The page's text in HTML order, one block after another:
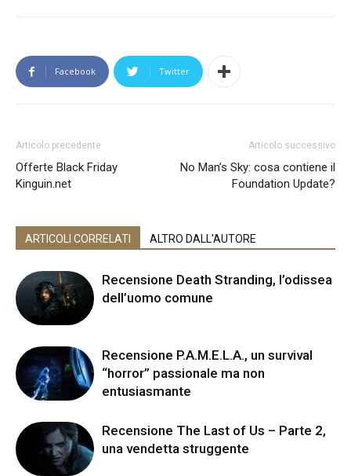
Facebook Twitter
Articolo precedente
Offerte Black Friday
Kinguin.net
Articolo successivo
No Man’s Sky: cosa contiene il
Foundation Update?
ARTICOLI CORRELATI ALTRO DALL'AUTORE
Recensione Death Stranding, l’odissea
dell’uomo comune
Recensione P.A.M.E.L.A., un survival
“horror” passionale ma non
entusiasmante
Recensione The Last of Us – Parte 2,
una vendetta struggente